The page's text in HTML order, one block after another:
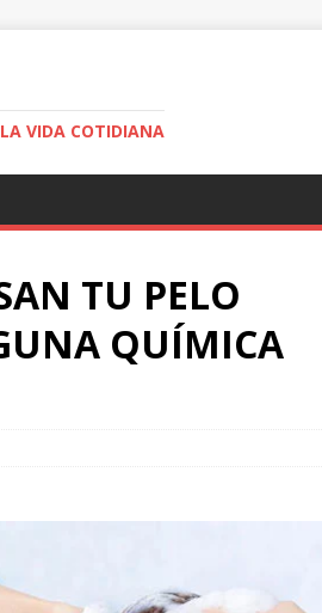
VIDA COTIDIANA
TU PELO
QUÍMICA